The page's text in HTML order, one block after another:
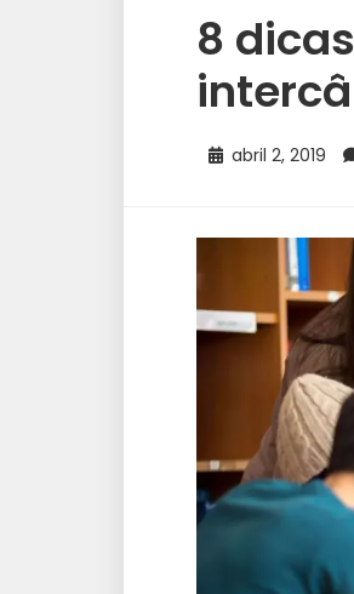
8
abril 2, 2019